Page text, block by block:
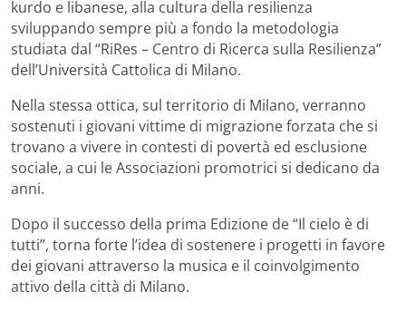
kurdo e libanese, alla cultura della resilienza
sviluppando sempre più a fondo la metodologia
studiata dal “RiRes – Centro di Ricerca sulla Resilienza”
dell’Università Cattolica di Milano.
Nella stessa ottica, sul territorio di Milano, verranno
sostenuti i giovani vittime di migrazione forzata che si
trovano a vivere in contesti di povertà ed esclusione
sociale, a cui le Associazioni promotrici si dedicano da
anni.
Dopo il successo della prima Edizione de “Il cielo è di
tutti”, torna forte l’idea di sostenere i progetti in favore
dei giovani attraverso la musica e il coinvolgimento
attivo della città di Milano.